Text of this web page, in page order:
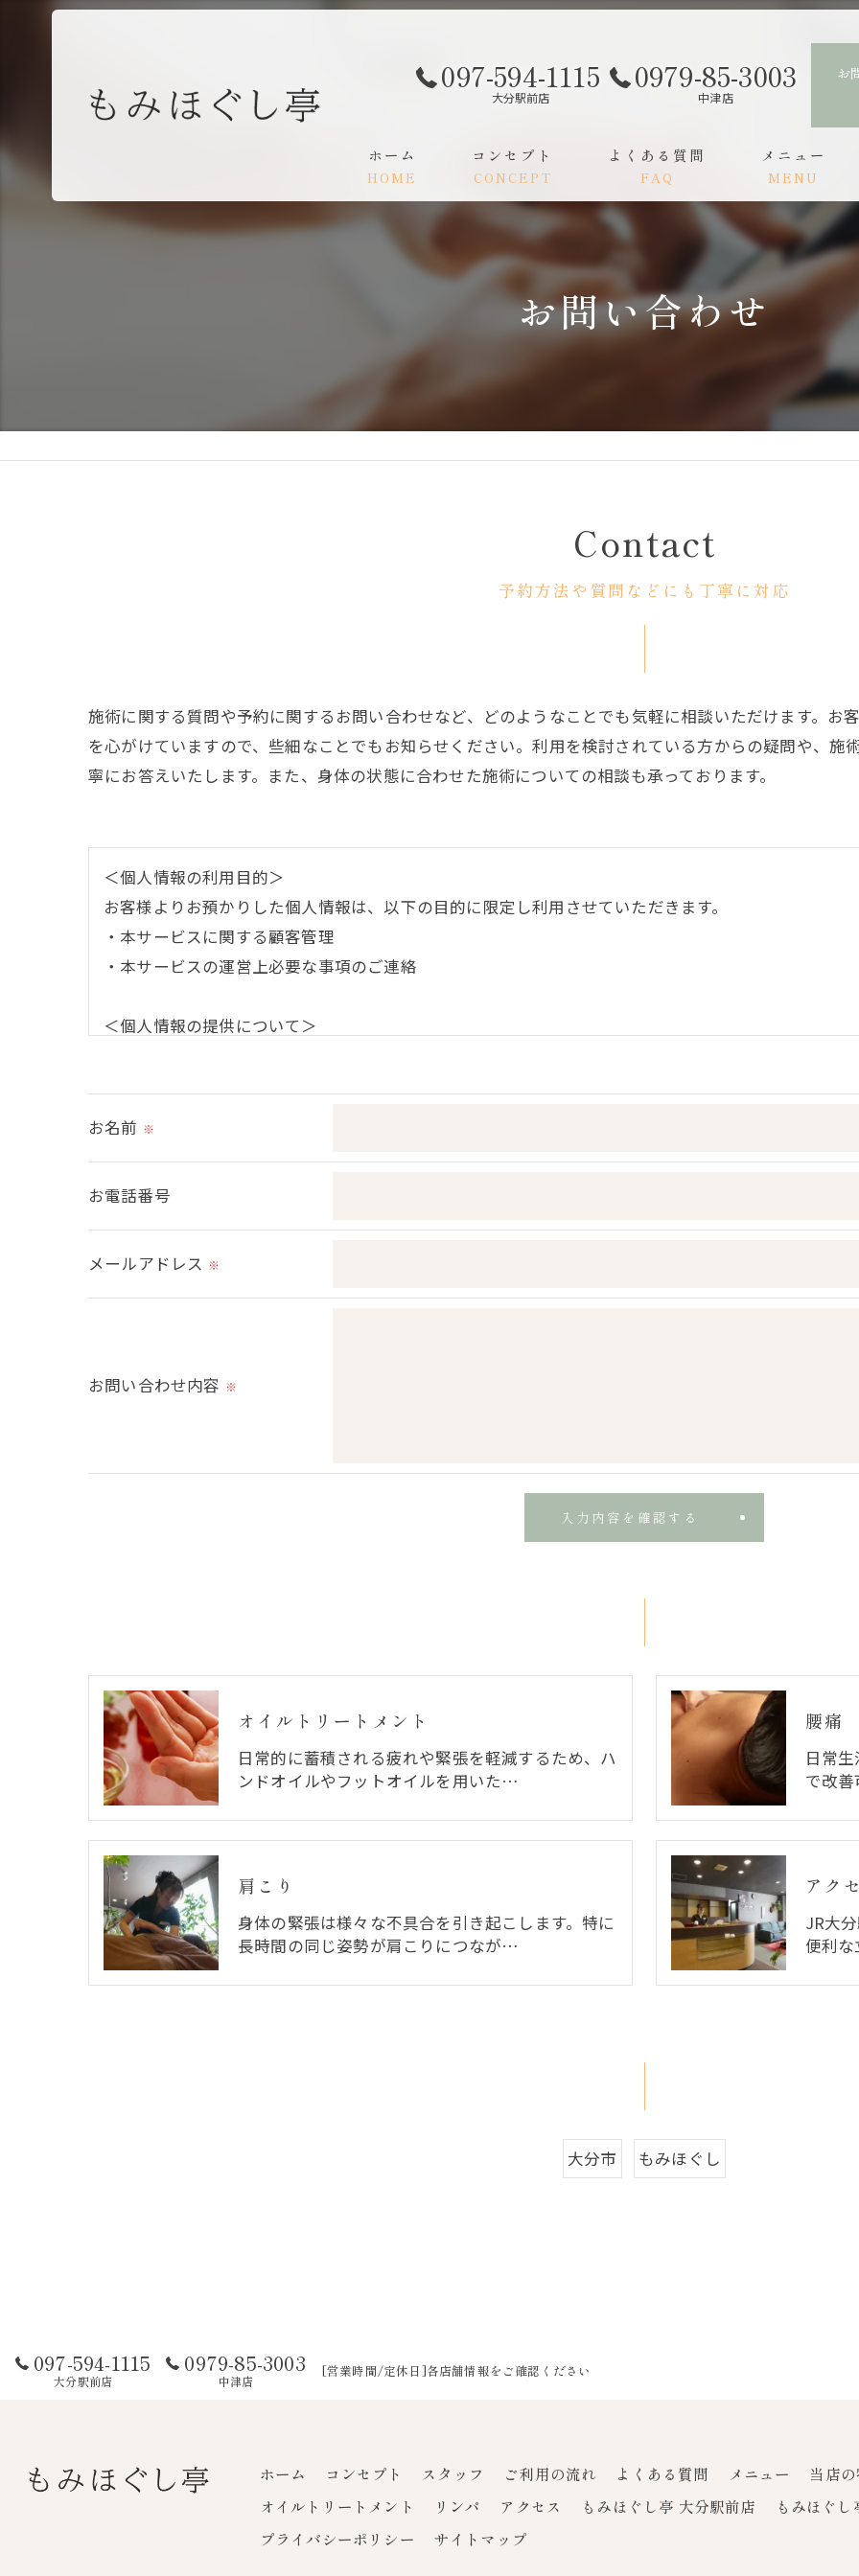
097-594-1115
大分駅前店
0979-85-3003
中津店
お
ホーム
HOME
コンセプト
CONCEPT
よくある質問
FAQ
メニュー
MENU
お問い合わせ
予約方法や質問などにも丁寧に対応
Contact
施術に関する質問や予約に関するお問い合わせなど、どのようなことでも気軽に相談いただけます。お
を心がけていますので、些細なことでもお知らせください。利用を検討されている方からの疑問や、施
寧にお答えいたします。また、身体の状態に合わせた施術についての相談も承っております。
＜個人情報の利用目的＞
お客様よりお預かりした個人情報は、以下の目的に限定し利用させていただきます。
・本サービスに関する顧客管理
・本サービスの運営上必要な事項のご連絡
＜個人情報の提供について＞
これらの委託先に対しては個人情報保護契約等の措置をとり、適切な監督を行います。
＜個人情報の安全管理＞
当社では、個人情報の漏洩等がなされないよう、適切に安全管理対策を実施します。
必要な情報を頂けない場合は、それに対応した当社のサービスをご提供できない場合がございますの
当社では、お客様の個人情報の開示･訂正･削除・利用停止の手続を定めさせて頂いております。
個人情報の開示･訂正･削除・利用停止の具体的手続きにつきましては、お電話でお問合せ下さい。
お名前 ※
お電話番号
メールアドレス ※
お問い合わせ内容 ※
オイルトリートメント
日常的に蓄積される疲れや緊張を軽減するため、ハ
ンドオイルやフットオイルを用いた…
腰痛
日常
で改
肩こり
身体の緊張は様々な不具合を引き起こします。特に
長時間の同じ姿勢が肩こりにつなが…
アク
JR大
便利
大分市 もみほぐし
097-594-1115
大分駅前店
0979-85-3003
中津店
[営業時間/定休日]各店舗情報をご確認ください
ホーム コンセプト スタッフ ご利用の流れ よくある質問 メニュー 当店
オイルトリートメント
リンパ アクセス もみほぐし亭 大分駅前店 もみほぐし
プライバシーポリシー
サイトマップ